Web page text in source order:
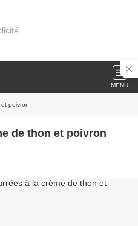
MENU
poivron
de thon et poivron